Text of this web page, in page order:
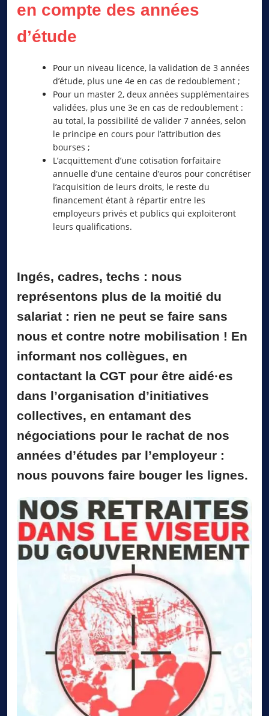
en compte des années
d’étude
Pour un niveau licence, la validation de 3 années
d’étude, plus une 4e en cas de redoublement ;
Pour un master 2, deux années supplémentaires
validées, plus une 3e en cas de redoublement :
au total, la possibilité de valider 7 années, selon
le principe en cours pour l’attribution des
bourses ;
L’acquittement d’une cotisation forfaitaire
annuelle d’une centaine d’euros pour concrétiser
l’acquisition de leurs droits, le reste du
financement étant à répartir entre les
employeurs privés et publics qui exploiteront
leurs qualifications.
Ingés, cadres, techs : nous
représentons plus de la moitié du
salariat : rien ne peut se faire sans
nous et contre notre mobilisation ! En
informant nos collègues, en
contactant la CGT pour être aidé·es
dans l’organisation d’initiatives
collectives, en entamant des
négociations pour le rachat de nos
années d’études par l’employeur :
nous pouvons faire bouger les lignes.